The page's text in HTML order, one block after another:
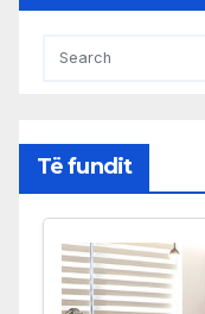
Të fundit